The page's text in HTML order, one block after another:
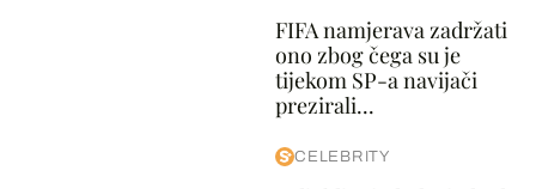
FIFA namjerava zadržati
ono zbog čega su je
tijekom SP-a navijači
prezirali...
CELEBRITY